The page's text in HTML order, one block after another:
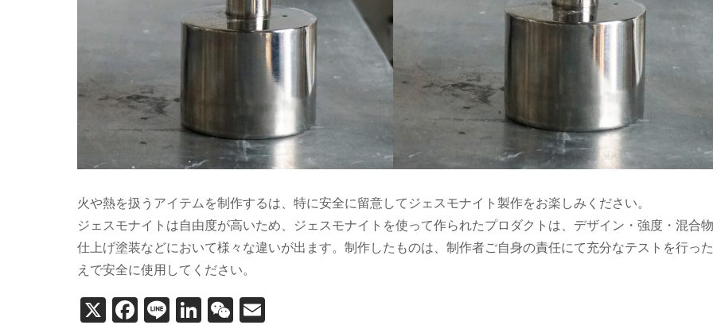
火や熱を扱うアイテムを制作するは、特に安全に留意してジェスモナイト製作をお楽しみください。
ジェスモナイトは自由度が高いため、ジェスモナイトを使って作られたプロダクトは、デザイン・強度・混合
仕上げ塗装などにおいて様々な違いが出ます。制作したものは、制作者ご自身の責任にて充分なテストを行っ
えで安全に使用してください。
X
F
Li
Li
W